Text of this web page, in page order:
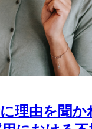
理由を聞か